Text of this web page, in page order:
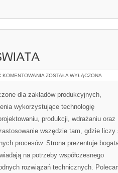
KOMENTOWANIA CIEKAWOSTKI
ŚWIATA
ZOSTAŁA WYŁĄCZONA
dla zakładów produkcyjnych,
wykorzystujące technologię
produkcji, wdrażaniu oraz
wszędzie tam, gdzie liczy
procesów. Strona prezentuje
na potrzeby współczesnego
rozwiązań technicznych.